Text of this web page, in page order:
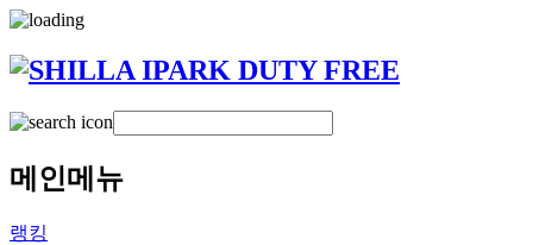
메인메뉴
랭킹